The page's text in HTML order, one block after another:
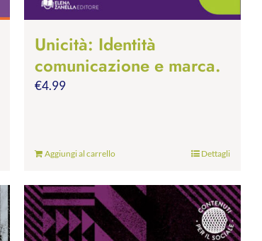
Unicità: Identità
comunicazione e marca.
€4.99
Aggiungi al carrello Dettagli